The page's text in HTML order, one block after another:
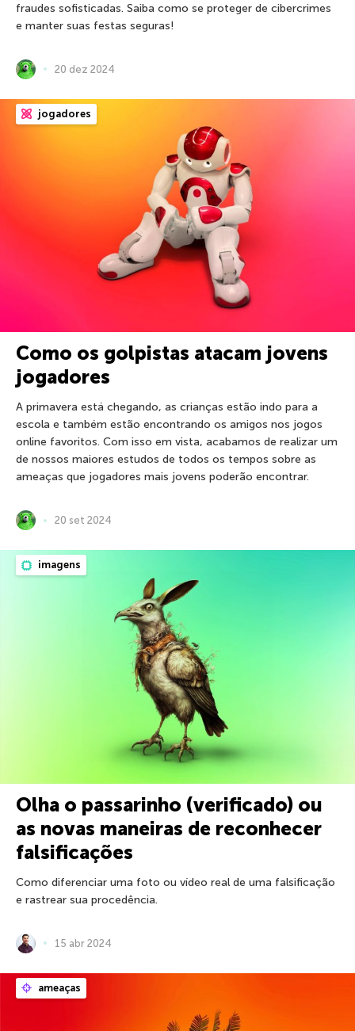
fraudes sofisticadas. Saiba como se proteger de cibercrimes
e manter suas festas seguras!
20 dez 2024
jogadores
Como os golpistas atacam jovens
jogadores
A primavera está chegando, as crianças estão indo para a
escola e também estão encontrando os amigos nos jogos
online favoritos. Com isso em vista, acabamos de realizar um
de nossos maiores estudos de todos os tempos sobre as
ameaças que jogadores mais jovens poderão encontrar.
20 set 2024
imagens
Olha o passarinho (verificado) ou
as novas maneiras de reconhecer
falsificações
Como diferenciar uma foto ou vídeo real de uma falsificação
e rastrear sua procedência.
15 abr 2024
ameaças